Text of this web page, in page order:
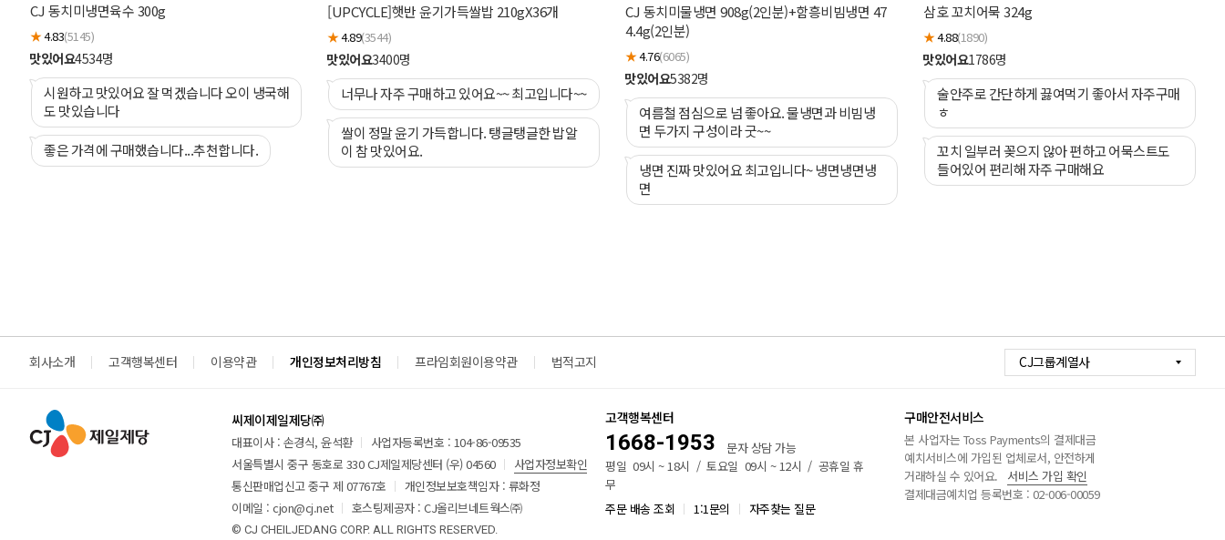
CJ 동치미냉면육수 300g
★4.83(5145)
맛있어요4534명
시원하고 맛있어요 잘 먹겠습니다 오이 냉국해
도 맛있습니다
좋은 가격에 구매했습니다...추천합니다.
[UPCYCLE]햇반 윤기가득쌀밥 210gX36개
★4.89(3544)
맛있어요3400명
너무나 자주 구매하고 있어요~~ 최고입니다~~
쌀이 정말 윤기 가득합니다. 탱글탱글한 밥알
이 참 맛있어요.
CJ 동치미물냉면 908g(2인분)+함흥비빔냉면 47
4.4g(2인분)
★4.76(6065)
맛있어요5382명
여름철 점심으로 넘 좋아요. 물냉면과 비빔냉
면 두가지 구성이라 굿~~
냉면 진짜 맛있어요 최고입니다~ 냉면냉면냉
면
삼호 꼬치어묵 324g
★4.88(1890)
맛있어요1786명
술안주로 간단하게 끓여먹기 좋아서 자주구매
ㅎ
꼬치 일부러 꽂으지 않아 편하고 어묵스트도
들어있어 편리해 자주 구매해요
회사소개 고객행복센터 이용약관 개인정보처리방침 프라임회원이용약관 법적고지 CJ그룹계열사
씨제이제일제당㈜
대표이사 : 손경식, 윤석환
사업자등록번호 : 104-86-09535
서울특별시 중구 동호로 330 CJ제일제당센터 (우) 04560
사업자정보확인
통신판매업신고 중구 제 07767호
개인정보보호책임자 : 류화정
이메일 : cjon@cj.net
호스팅제공자 : CJ올리브네트웍스㈜
© CJ CHEILJEDANG CORP. ALL RIGHTS RESERVED.
고객행복센터
1668-1953
문자 상담 가능
평일 09시 ~ 18시 / 토요일 09시 ~ 12시 / 공휴일 휴
무
주문 배송 조회
1:1문의 자주찾는 질문
구매안전서비스
본 사업자는 Toss Payments의 결제대금
예치서비스에 가입된 업체로서, 안전하게
거래하실 수 있어요. 서비스 가입 확인
결제대금예치업 등록번호 : 02-006-00059